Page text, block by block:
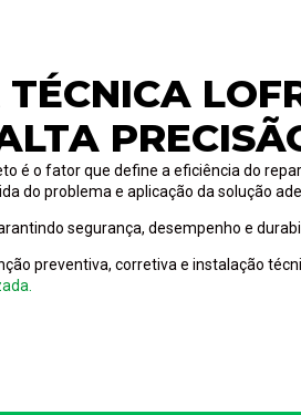
é o fator que define a eficiência do
do problema e aplicação da solução
segurança, desempenho e
preventiva, corretiva e instalação